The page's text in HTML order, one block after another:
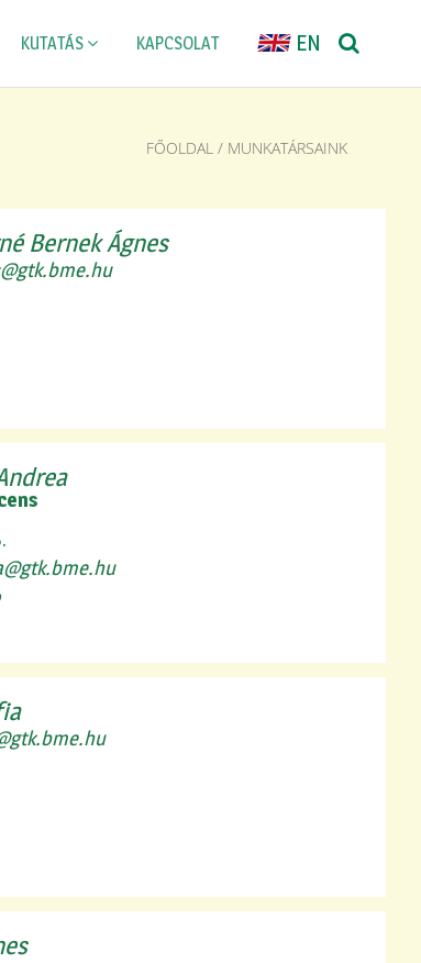
KUTATÁS KAPCSOLAT EN
FŐOLDAL / MUNKATÁRSAINK
Bernek Ágnes